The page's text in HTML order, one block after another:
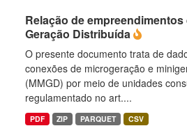
Relação de empreendimentos
Geração Distribuída
O presente documento trata de
conexões de microgeração e
(MMGD) por meio de unidades
regulamentado no art....
PDF ZIP PARQUET CSV